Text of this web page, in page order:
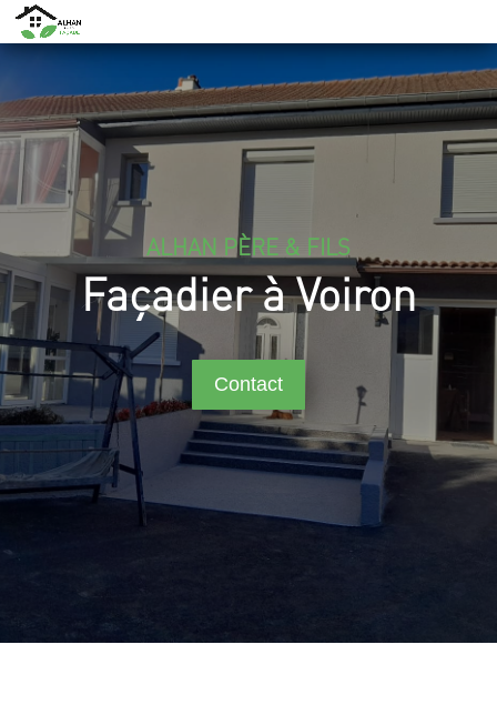
ALHAN PÈRE & FILS
Façadier à Voiron
Contact